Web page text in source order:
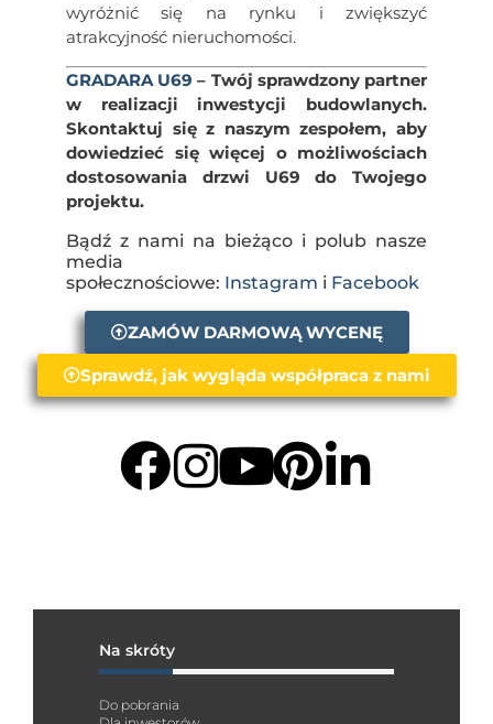
wyróżnić się na rynku i zwiększyć
atrakcyjność nieruchomości.
GRADARA U69 – Twój sprawdzony partner
w realizacji inwestycji budowlanych.
Skontaktuj się z naszym zespołem, aby
dowiedzieć się więcej o możliwościach
dostosowania drzwi U69 do Twojego
projektu.
Bądź z nami na bieżąco i polub nasze
media
społecznościowe: Instagram i Facebook
ZAMÓW DARMOWĄ WYCENĘ
Sprawdź, jak wygląda współpraca z nami
Na skróty
Do pobrania